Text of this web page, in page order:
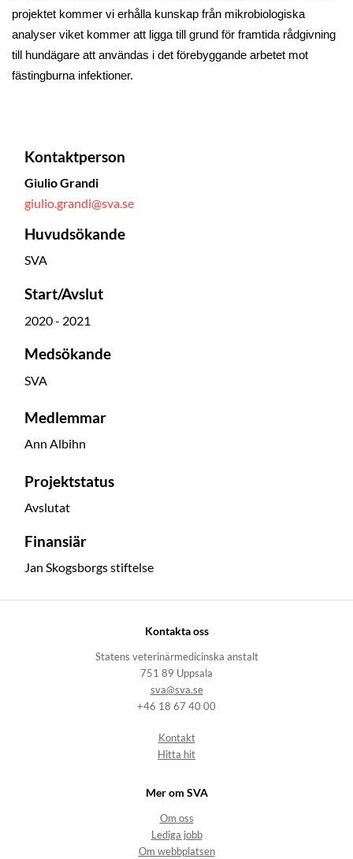
projektet kommer vi erhålla kunskap från mikrobiologiska
analyser viket kommer att ligga till grund för framtida rådgivning
till hundägare att användas i det förebyggande arbetet mot
fästingburna infektioner.
Kontaktperson
Giulio Grandi
giulio.grandi@sva.se
Huvudsökande
SVA
Start/Avslut
2020 - 2021
Medsökande
SVA
Medlemmar
Ann Albihn
Projektstatus
Avslutat
Finansiär
Jan Skogsborgs stiftelse
Kontakta oss
Statens veterinärmedicinska anstalt
751 89 Uppsala
sva@sva.se
+46 18 67 40 00
Kontakt
Hitta hit
Mer om SVA
Om oss
Lediga jobb
Om webbplatsen